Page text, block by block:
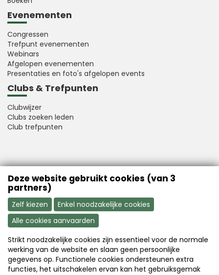
Evenementen
Congressen
Trefpunt evenementen
Webinars
Afgelopen evenementen
Presentaties en foto's afgelopen events
Clubs & Trefpunten
Clubwijzer
Clubs zoeken leden
Club trefpunten
VFB is a member of Better Finance
Aanmelden Word nu lid
Deze website gebruikt cookies (van 3
partners)
Zelf kiezen
Enkel noodzakelijke cookies
Alle cookies aanvaarden
Strikt noodzakelijke cookies zijn essentieel voor de normale
werking van de website en slaan geen persoonlijke
gegevens op. Functionele cookies ondersteunen extra
functies, het uitschakelen ervan kan het gebruiksgemak